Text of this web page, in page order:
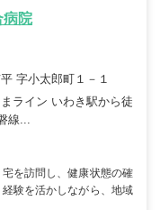
病院
字小太郎町１－１
ライン いわき駅から徒
線...
を訪問し、健康状態の確
験を活かしながら、地域